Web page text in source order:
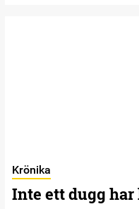
Krönika
Inte ett dugg har